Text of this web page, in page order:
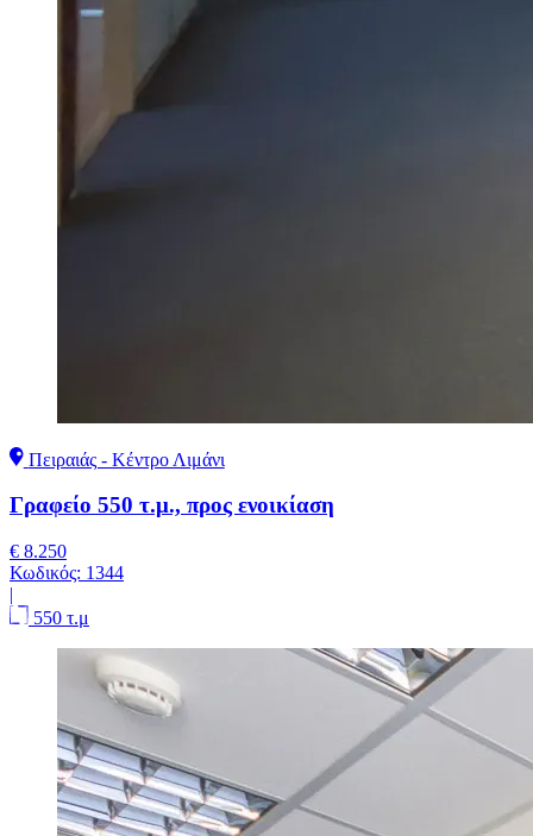
Πειραιάς - Κέντρο Λιμάνι
Γραφείο 550 τ.μ., προς ενοικίαση
€ 8.250
Κωδικός: 1344
|
550 τ.μ